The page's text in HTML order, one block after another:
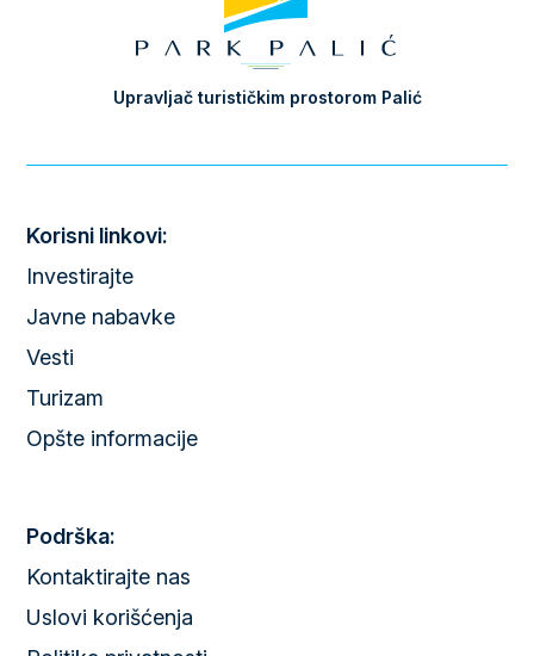
Upravljač turističkim prostorom Palić
Korisni linkovi:
Investirajte
Javne nabavke
Vesti
Turizam
Opšte informacije
Podrška:
Kontaktirajte nas
Uslovi korišćenja